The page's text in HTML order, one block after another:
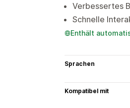
Verbessertes
Schnelle
Enthält
Sprachen
Kompatibel mit